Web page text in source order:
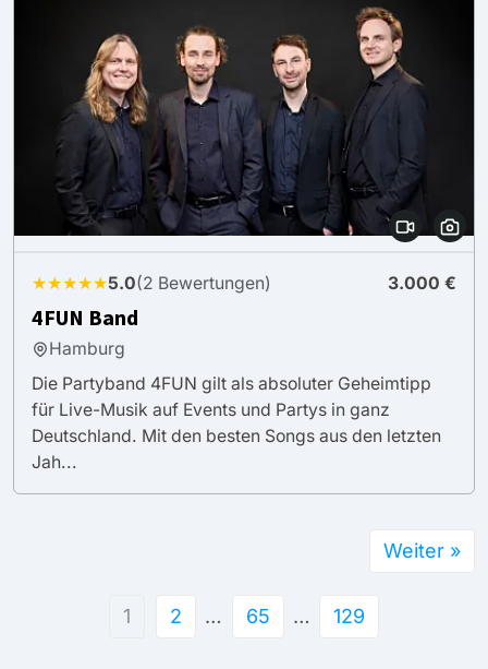
★★★★★5.0(2 Bewertungen) 3.000 €
4FUN Band
Hamburg
Die Partyband 4FUN gilt als absoluter Geheimtipp
für Live-Musik auf Events und Partys in ganz
Deutschland. Mit den besten Songs aus den letzten
Jah...
1 2 … 65 … 129
Weiter »